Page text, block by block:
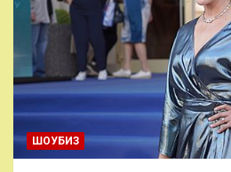
ШОУБИЗ